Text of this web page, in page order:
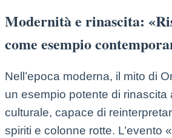
Modernità e rinascita:
come esempio
Nell’epoca moderna, il mito di
un esempio potente di rinascita
culturale, capace di
spiriti e colonne rotte. L’evento